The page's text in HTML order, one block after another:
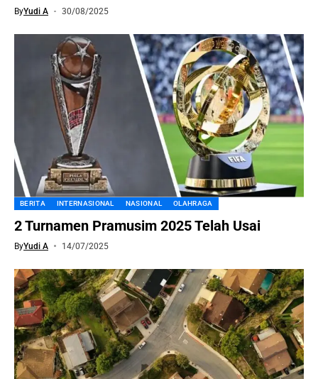
ByYudi A 30/08/2025
BERITA INTERNASIONAL NASIONAL OLAHRAGA
2 Turnamen Pramusim 2025 Telah Usai
ByYudi A 14/07/2025